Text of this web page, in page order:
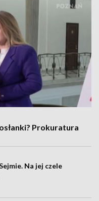
Prokuratura
Na jej czele